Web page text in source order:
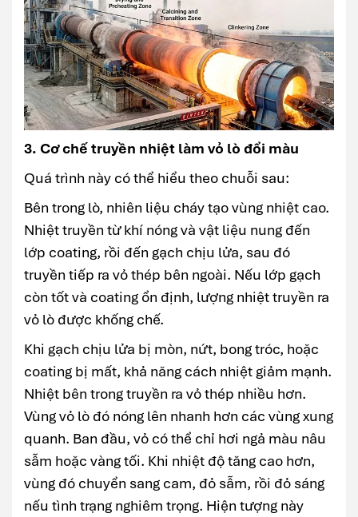
3. Cơ chế truyền nhiệt làm vỏ lò đổi màu
Quá trình này có thể hiểu theo chuỗi sau:
Bên trong lò, nhiên liệu cháy tạo vùng nhiệt cao.
Nhiệt truyền từ khí nóng và vật liệu nung đến
lớp coating, rồi đến gạch chịu lửa, sau đó
truyền tiếp ra vỏ thép bên ngoài. Nếu lớp gạch
còn tốt và coating ổn định, lượng nhiệt truyền ra
vỏ lò được khống chế.
Khi gạch chịu lửa bị mòn, nứt, bong tróc, hoặc
coating bị mất, khả năng cách nhiệt giảm mạnh.
Nhiệt bên trong truyền ra vỏ thép nhiều hơn.
Vùng vỏ lò đó nóng lên nhanh hơn các vùng xung
quanh. Ban đầu, vỏ có thể chỉ hơi ngả màu nâu
sẫm hoặc vàng tối. Khi nhiệt độ tăng cao hơn,
vùng đó chuyển sang cam, đỏ sẫm, rồi đỏ sáng
nếu tình trạng nghiêm trọng. Hiện tượng này